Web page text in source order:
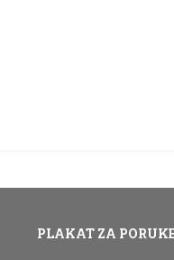
PLAKAT ZA